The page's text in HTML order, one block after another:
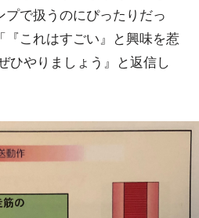
で扱うのにぴったりだっ
『これはすごい』と興味を惹
ひやりましょう』と返信し